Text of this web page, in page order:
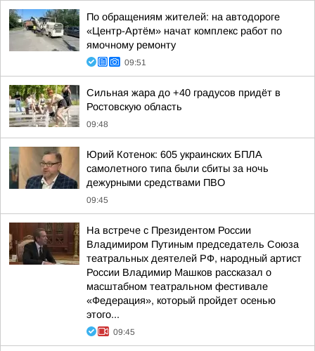
По обращениям жителей: на автодороге
«Центр-Артём» начат комплекс работ по
ямочному ремонту
09:51
Сильная жара до +40 градусов придёт в
Ростовскую область
09:48
Юрий Котенок: 605 украинских БПЛА
самолетного типа были сбиты за ночь
дежурными средствами ПВО
09:45
На встрече с Президентом России
Владимиром Путиным председатель Союза
театральных деятелей РФ, народный артист
России Владимир Машков рассказал о
масштабном театральном фестивале
«Федерация», который пройдет осенью
этого...
09:45